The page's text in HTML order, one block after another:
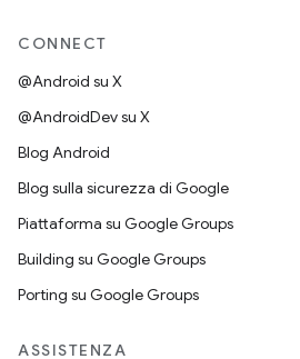
CONNECT
@Android su X
@AndroidDev su X
Blog Android
Blog sulla sicurezza di Google
Piattaforma su Google Groups
Building su Google Groups
Porting su Google Groups
ASSISTENZA